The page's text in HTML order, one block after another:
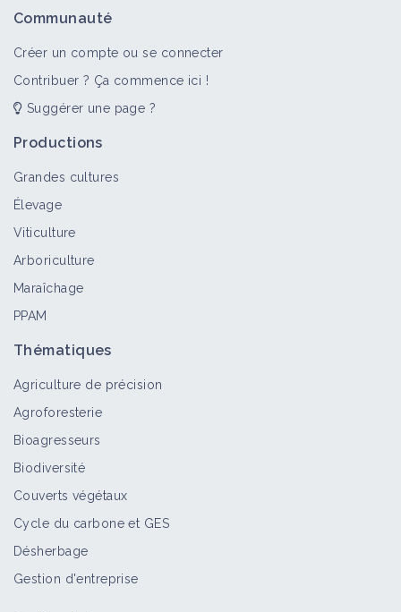
Adventices
Communauté
Créer un compte ou se connecter
Contribuer ? Ça commence ici !
Suggérer une page ?
Productions
Grandes cultures
Élevage
Viticulture
Arboriculture
Maraîchage
PPAM
Thématiques
Agriculture de précision
Agroforesterie
Bioagresseurs
Biodiversité
Couverts végétaux
Cycle du carbone et GES
Désherbage
Gestion d'entreprise